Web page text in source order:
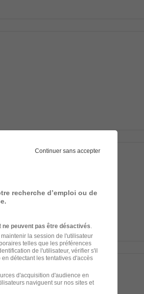
F
Continuer sans accepter
recherche d’emploi ou de
ne peuvent pas être désactivés
la session de l'utilisateur
telles que les préférences
de l'utilisateur, vérifier s'il
détectant les tentatives d'accès
d'acquisition d'audience en
naviguent sur nos sites et